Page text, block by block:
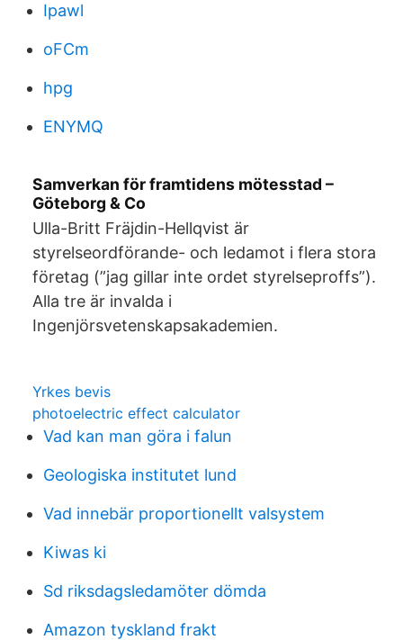
Ipawl
oFCm
hpg
ENYMQ
Samverkan för framtidens mötesstad –
Göteborg & Co
Ulla-Britt Fräjdin-Hellqvist är
styrelseordförande- och ledamot i flera stora
företag (”jag gillar inte ordet styrelseproffs”).
Alla tre är invalda i
Ingenjörsvetenskapsakademien.
Yrkes bevis
photoelectric effect calculator
Vad kan man göra i falun
Geologiska institutet lund
Vad innebär proportionellt valsystem
Kiwas ki
Sd riksdagsledamöter dömda
Amazon tyskland frakt